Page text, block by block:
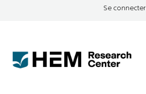
Se connecter